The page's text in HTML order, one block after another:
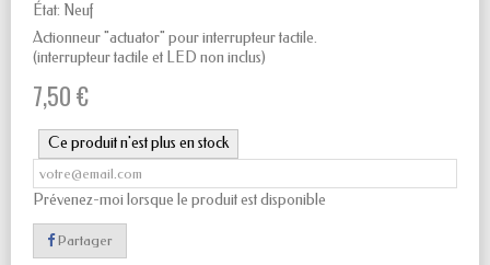
État: Neuf
Actionneur "actuator" pour interrupteur tactile.
(interrupteur tactile et LED non inclus)
7,50 €
Ce produit n'est plus en stock
Prévenez-moi lorsque le produit est disponible
Partager